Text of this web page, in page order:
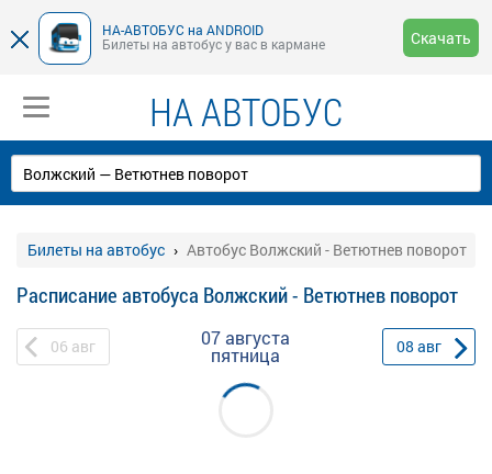
НА-АВТОБУС на ANDROID
Билеты на автобус у вас в кармане
Скачать
НА АВТОБУС
Билеты на автобус Автобус Волжский - Ветютнев поворот
Расписание автобуса Волжский - Ветютнев поворот
06 авг 07 августа
пятница 08 авг